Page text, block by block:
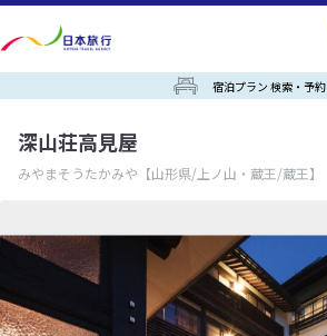
宿泊プラン 検索・予約
深山荘高見屋
みやまそうたかみや 【山形県/上ノ山・蔵王/蔵王】